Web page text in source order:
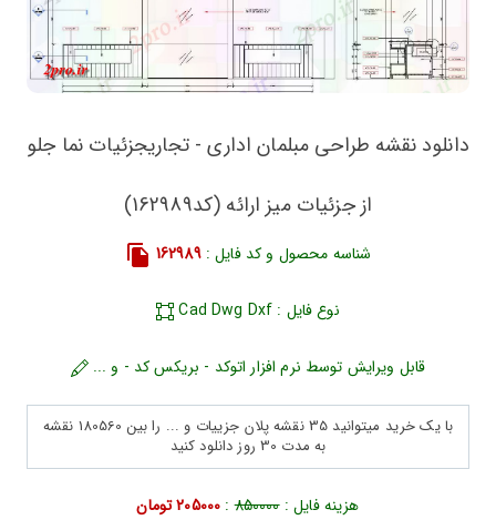
دانلود نقشه طراحی مبلمان اداری - تجاریجزئیات نما جلو
از جزئیات میز ارائه (کد162989)
شناسه محصول و کد فایل :162989
نوع فایل : Cad Dwg Dxf
قابل ویرایش توسط نرم افزار اتوکد - بریکس کد - و ...
با یک خرید میتوانید 35 نقشه پلان جزییات و ... را بین 180560 نقشه
به مدت 30 روز دانلود کنید
هزینه فایل :850000
: 205000 تومان